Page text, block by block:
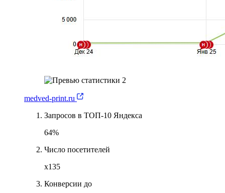
medved-print.ru
Запросов в ТОП-10 Яндекса
64%
Число посетителей
х135
Конверсии до